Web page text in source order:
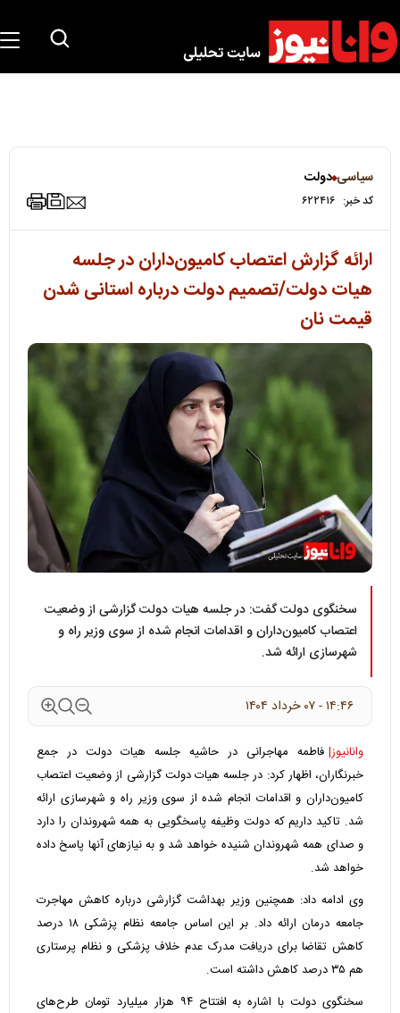
سیاسی دولت
کد خبر: ۶۲۲۴۱۶
ارائه گزارش اعتصاب کامیون‌داران در جلسه
هیات دولت/تصمیم دولت درباره استانی شدن
قیمت نان
سخنگوی دولت گفت: در جلسه هیات دولت گزارشی از وضعیت
اعتصاب کامیون‌داران و اقدامات انجام شده از سوی وزیر راه و
شهرسازی ارائه شد.
۱۴:۴۶ - ۰۷ خرداد ۱۴۰۴
وانانیوز| فاطمه مهاجرانی در حاشیه جلسه هیات دولت در جمع
خبرنگاران، اظهار کرد: در جلسه هیات دولت گزارشی از وضعیت اعتصاب
کامیون‌داران و اقدامات انجام شده از سوی وزیر راه و شهرسازی ارائه
شد. تاکید داریم که دولت وظیفه پاسخگویی به همه شهروندان را دارد
و صدای همه شهروندان شنیده خواهد شد و به نیازهای آنها پاسخ داده
خواهد شد.
وی ادامه داد: همچنین وزیر بهداشت گزارشی درباره کاهش مهاجرت
جامعه درمان ارائه داد. بر این اساس جامعه نظام پزشکی ۱۸ درصد
کاهش تقاضا برای دریافت مدرک عدم خلاف پزشکی و نظام پرستاری
هم ۳۵ درصد کاهش داشته است.
سخنگوی دولت با اشاره به افتتاح ۹۴ هزار میلیارد تومان طرح‌های